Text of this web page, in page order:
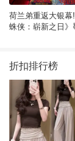
荷兰弟重返大银幕
蛛侠：崭新之日
折扣排行榜